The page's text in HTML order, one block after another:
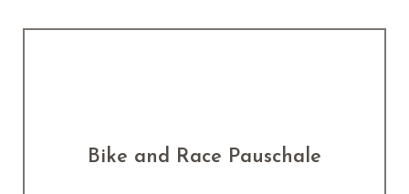
Bike and Race Pauschale